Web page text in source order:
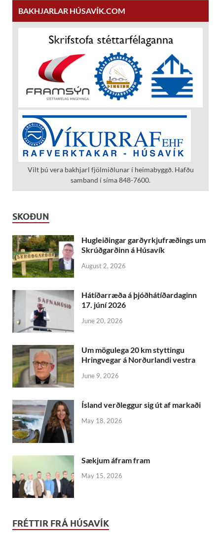
BAKHJARLAR HÚSAVÍK.COM
Vilt þú vera bakhjarl fjölmiðlunar í heimabyggð. Hafðu
samband í síma 848-7600.
SKOÐUN
Hugleiðingar garðyrkjufræðings um
Skrúðgarðinn á Húsavík
August 2, 2026
Hátíðarræða á þjóðhátíðardaginn
17. júní 2026
June 20, 2026
Um mögulega 20 km styttingu
Hringvegar á Norðurlandi vestra
June 9, 2026
Ís­land verð­leggur sig út af markaði
May 18, 2026
Sækjum áfram fram
May 15, 2026
FRÉTTIR FRÁ HÚSAVÍK